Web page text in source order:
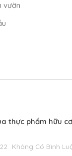
vườn
thực phẩm hữu
Không Có Bình